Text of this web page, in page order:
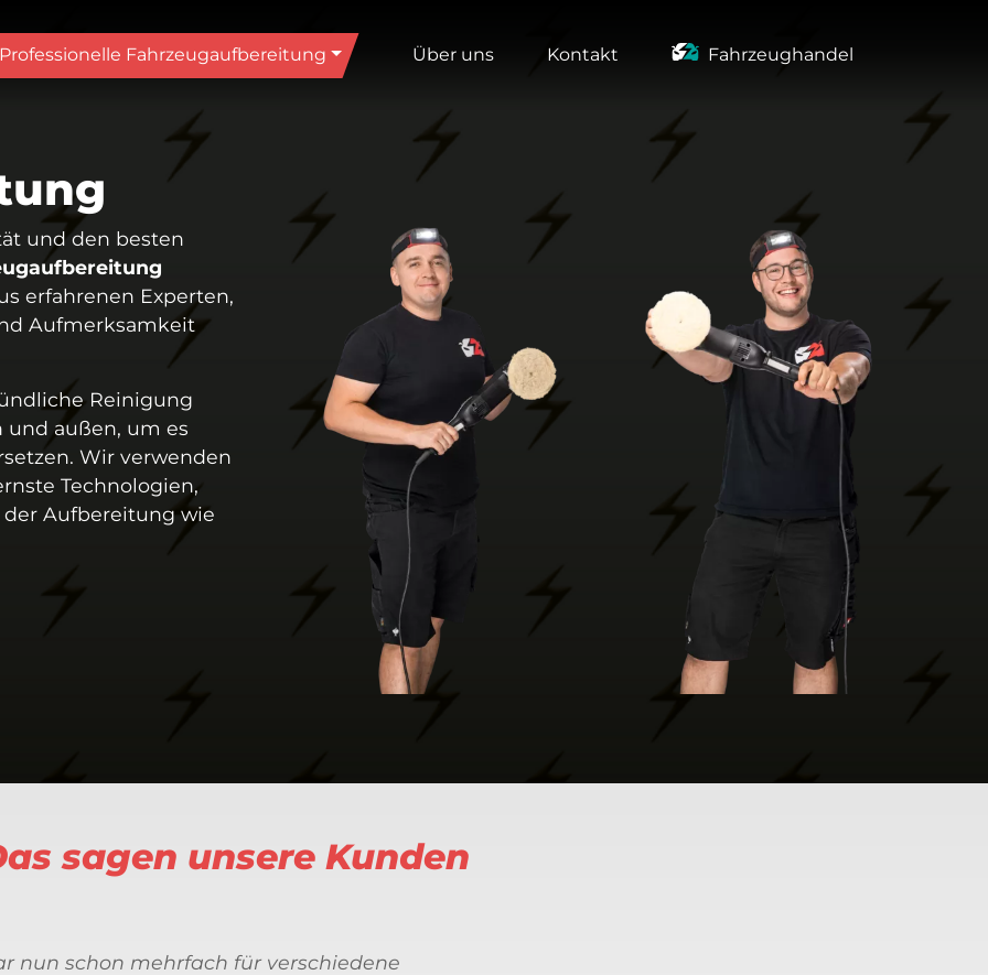
Professionelle Fahrzeug­aufbereitung Über uns Kontakt Fahrzeughandel
und den besten
erfahrenen Experten,
Aufmerksamkeit
Reinigung
außen, um es
Wir verwenden
Technologien,
der Aufbereitung wie
sagen unsere Kunden
nun schon mehrfach für verschiedene